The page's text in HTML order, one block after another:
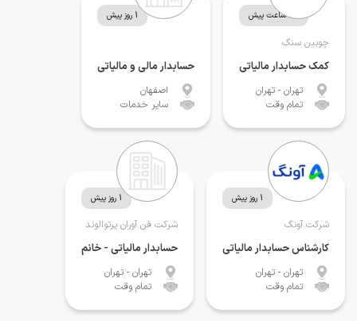
24 ساعت پیش
چوبین سنگ
کمک حسابدار مالیاتی
تهران - تهران
تمام وقت
1 روز پیش
حسابدار مالی و مالیاتی
اصفهان
سایر خدمات
1 روز پیش
شرکت آونگ
کارشناس حسابدار مالیاتی
تهران - تهران
تمام وقت
1 روز پیش
شرکت فن آوران پرتوالوند
حسابدار مالیاتی - خانم
تهران - تهران
تمام وقت